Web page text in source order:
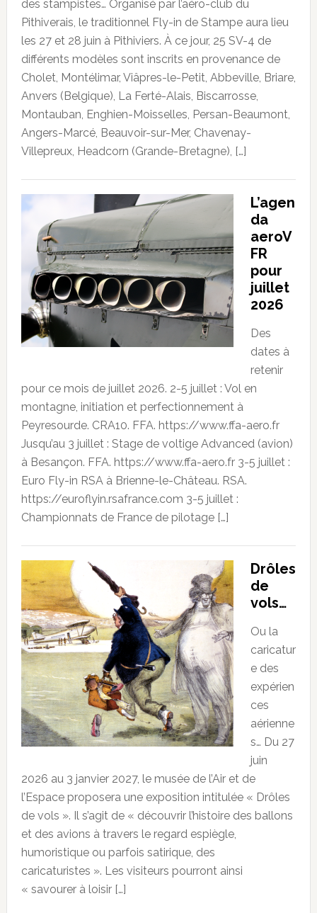
des stampistes… Organisé par l’aéro-club du
Pithiverais, le traditionnel Fly-in de Stampe aura lieu
les 27 et 28 juin à Pithiviers. À ce jour, 25 SV-4 de
différents modèles sont inscrits en provenance de
Cholet, Montélimar, Viâpres-le-Petit, Abbeville, Briare,
Anvers (Belgique), La Ferté-Alais, Biscarrosse,
Montauban, Enghien-Moisselles, Persan-Beaumont,
Angers-Marcé, Beauvoir-sur-Mer, Chavenay-
Villepreux, Headcorn (Grande-Bretagne), […]
L’agen
da
aeroV
FR
pour
juillet
2026
Des
dates à
retenir
pour ce mois de juillet 2026. 2-5 juillet : Vol en
montagne, initiation et perfectionnement à
Peyresourde. CRA10. FFA. https://www.ffa-aero.fr
Jusqu’au 3 juillet : Stage de voltige Advanced (avion)
à Besançon. FFA. https://www.ffa-aero.fr 3-5 juillet :
Euro Fly-in RSA à Brienne-le-Château. RSA.
https://euroflyin.rsafrance.com 3-5 juillet :
Championnats de France de pilotage […]
Drôles
de
vols…
Ou la
caricatur
e des
expérien
ces
aérienne
s… Du 27
juin
2026 au 3 janvier 2027, le musée de l’Air et de
l’Espace proposera une exposition intitulée « Drôles
de vols ». Il s’agit de « découvrir l’histoire des ballons
et des avions à travers le regard espiègle,
humoristique ou parfois satirique, des
caricaturistes ». Les visiteurs pourront ainsi
« savourer à loisir […]